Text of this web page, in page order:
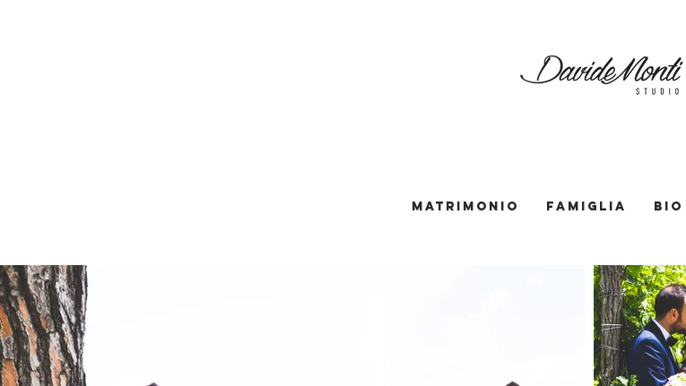
Matrimonio Famiglia Bio